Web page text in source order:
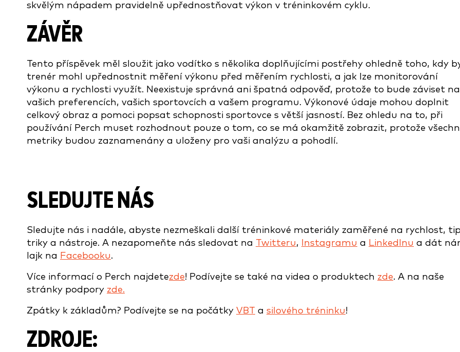
skvělým nápadem pravidelně upřednostňovat výkon v tréninkovém cyklu.
ZÁVĚR
Tento příspěvek měl sloužit jako vodítko s několika doplňujícími postřehy ohledně toho, kdy
trenér mohl upřednostnit měření výkonu před měřením rychlosti, a jak lze monitorování
výkonu a rychlosti využít. Neexistuje správná ani špatná odpověď, protože to bude záviset na
vašich preferencích, vašich sportovcích a vašem programu. Výkonové údaje mohou doplnit
celkový obraz a pomoci popsat schopnosti sportovce s větší jasností. Bez ohledu na to, při
používání Perch muset rozhodnout pouze o tom, co se má okamžitě zobrazit, protože
metriky budou zaznamenány a uloženy pro vaši analýzu a pohodlí.
SLEDUJTE NÁS
Sledujte nás i nadále, abyste nezmeškali další tréninkové materiály zaměřené na rychlost,
triky a nástroje. A nezapomeňte nás sledovat na Twitteru, Instagramu a LinkedInu a dát
lajk na Facebooku.
Více informací o Perch najdetezde! Podívejte se také na videa o produktech zde. A na naše
stránky podpory zde.
Zpátky k základům? Podívejte se na počátky VBT a silového tréninku!
ZDROJE: